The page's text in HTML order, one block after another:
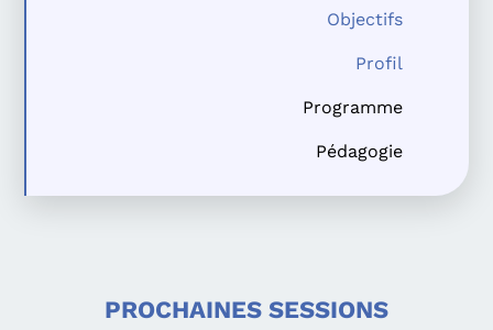
Objectifs
Profil
Programme
Pédagogie
PROCHAINES SESSIONS